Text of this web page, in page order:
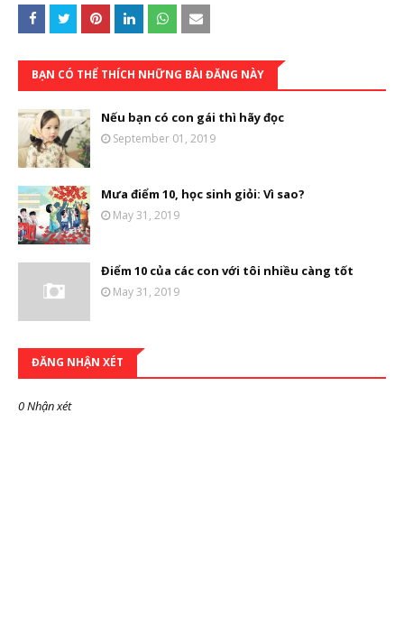
BẠN CÓ THỂ THÍCH NHỮNG BÀI ĐĂNG NÀY
Nếu bạn có con gái thì hãy đọc
September 01, 2019
Mưa điểm 10, học sinh giỏi: Vì sao?
May 31, 2019
Điểm 10 của các con với tôi nhiều càng tốt
May 31, 2019
ĐĂNG NHẬN XÉT
0 Nhận xét